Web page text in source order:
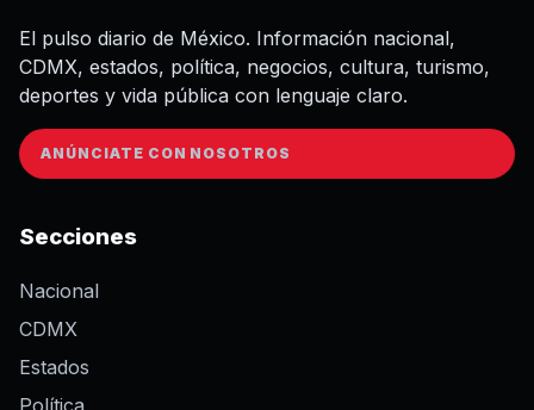
El pulso diario de México. Información nacional,
CDMX, estados, política, negocios, cultura, turismo,
deportes y vida pública con lenguaje claro.
ANÚNCIATE CON NOSOTROS
Secciones
Nacional
CDMX
Estados
Política